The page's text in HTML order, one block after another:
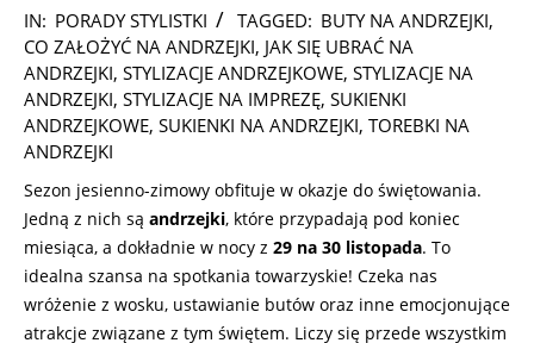
2024-
11-
20
IN: PORADY STYLISTKI TAGGED: BUTY NA ANDRZEJKI,
CO ZAŁOŻYĆ NA ANDRZEJKI, JAK SIĘ UBRAĆ NA
ANDRZEJKI, STYLIZACJE ANDRZEJKOWE, STYLIZACJE NA
ANDRZEJKI, STYLIZACJE NA IMPREZĘ, SUKIENKI
ANDRZEJKOWE, SUKIENKI NA ANDRZEJKI, TOREBKI NA
ANDRZEJKI
Sezon jesienno-zimowy obfituje w okazje do świętowania.
Jedną z nich są andrzejki, które przypadają pod koniec
miesiąca, a dokładnie w nocy z 29 na 30 listopada. To
idealna szansa na spotkania towarzyskie! Czeka nas
wróżenie z wosku, ustawianie butów oraz inne emocjonujące
atrakcje związane z tym świętem. Liczy się przede wszystkim